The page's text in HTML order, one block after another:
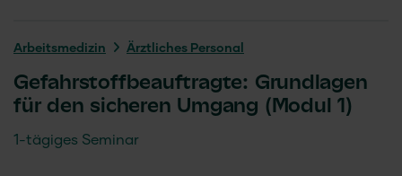
Arbeits­medizin Ärztliches Personal
Gefahrstoffbeauftragte: Grundlagen
für den sicheren Umgang (Modul 1)
1-tägiges Seminar